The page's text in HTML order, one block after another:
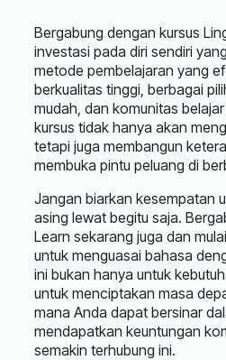
Bergabung dengan kursus
investasi pada diri sendiri
metode pembelajaran yang
berkualitas tinggi, berbagai
mudah, dan komunitas
kursus tidak hanya akan
tetapi juga membangun
membuka pintu peluang di
Jangan biarkan kesempatan
asing lewat begitu saja.
Learn sekarang juga dan
untuk menguasai bahasa
ini bukan hanya untuk
untuk menciptakan masa
mana Anda dapat bersinar
mendapatkan keuntungan
semakin terhubung ini.